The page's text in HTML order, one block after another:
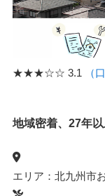
★★★☆☆ 3.1 （
地域密着、27年
エリア：北九州市